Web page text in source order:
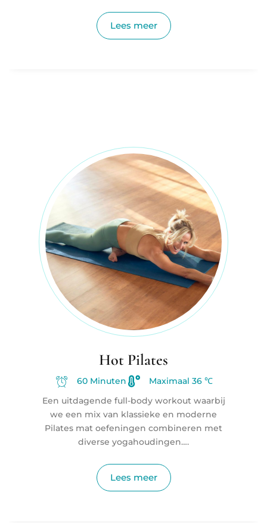
Lees meer
Hot Pilates
60 Minuten
Maximaal 36 ℃
Een uitdagende full-body workout waarbij
we een mix van klassieke en moderne
Pilates mat oefeningen combineren met
diverse yogahoudingen….
Lees meer